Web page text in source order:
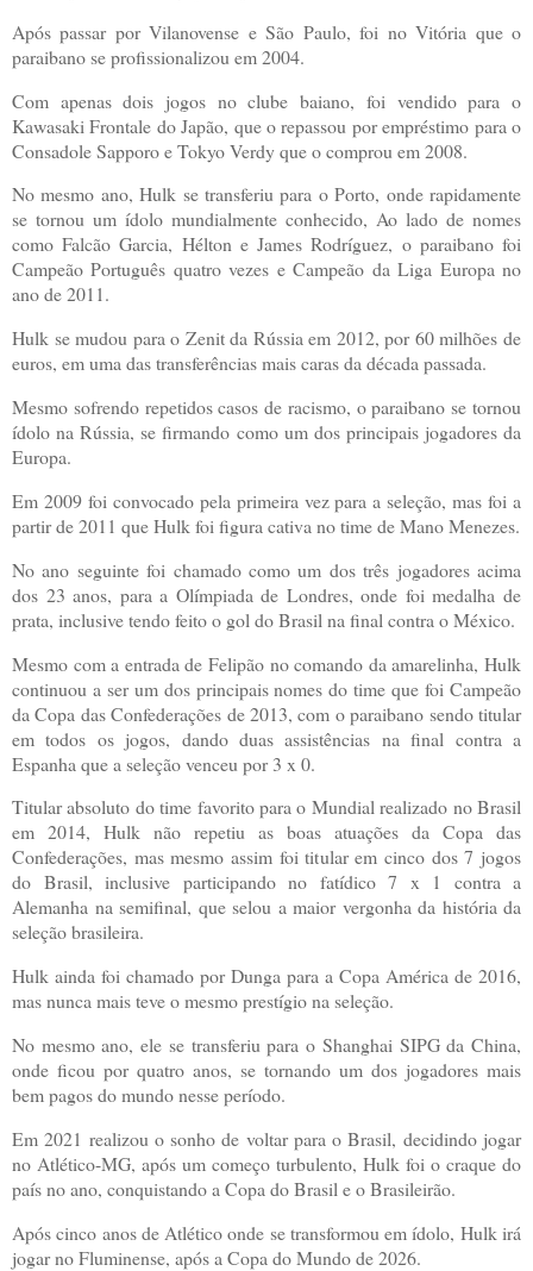
Após passar por Vilanovense e São Paulo, foi no Vitória que o
paraibano se profissionalizou em 2004.
Com apenas dois jogos no clube baiano, foi vendido para o
Kawasaki Frontale do Japão, que o repassou por empréstimo para o
Consadole Sapporo e Tokyo Verdy que o comprou em 2008.
No mesmo ano, Hulk se transferiu para o Porto, onde rapidamente
se tornou um ídolo mundialmente conhecido, Ao lado de nomes
como Falcão Garcia, Hélton e James Rodríguez, o paraibano foi
Campeão Português quatro vezes e Campeão da Liga Europa no
ano de 2011.
Hulk se mudou para o Zenit da Rússia em 2012, por 60 milhões de
euros, em uma das transferências mais caras da década passada.
Mesmo sofrendo repetidos casos de racismo, o paraibano se tornou
ídolo na Rússia, se firmando como um dos principais jogadores da
Europa.
Em 2009 foi convocado pela primeira vez para a seleção, mas foi a
partir de 2011 que Hulk foi figura cativa no time de Mano Menezes.
No ano seguinte foi chamado como um dos três jogadores acima
dos 23 anos, para a Olímpiada de Londres, onde foi medalha de
prata, inclusive tendo feito o gol do Brasil na final contra o México.
Mesmo com a entrada de Felipão no comando da amarelinha, Hulk
continuou a ser um dos principais nomes do time que foi Campeão
da Copa das Confederações de 2013, com o paraibano sendo titular
em todos os jogos, dando duas assistências na final contra a
Espanha que a seleção venceu por 3 x 0.
Titular absoluto do time favorito para o Mundial realizado no Brasil
em 2014, Hulk não repetiu as boas atuações da Copa das
Confederações, mas mesmo assim foi titular em cinco dos 7 jogos
do Brasil, inclusive participando no fatídico 7 x 1 contra a
Alemanha na semifinal, que selou a maior vergonha da história da
seleção brasileira.
Hulk ainda foi chamado por Dunga para a Copa América de 2016,
mas nunca mais teve o mesmo prestígio na seleção.
No mesmo ano, ele se transferiu para o Shanghai SIPG da China,
onde ficou por quatro anos, se tornando um dos jogadores mais
bem pagos do mundo nesse período.
Em 2021 realizou o sonho de voltar para o Brasil, decidindo jogar
no Atlético-MG, após um começo turbulento, Hulk foi o craque do
país no ano, conquistando a Copa do Brasil e o Brasileirão.
Após cinco anos de Atlético onde se transformou em ídolo, Hulk irá
jogar no Fluminense, após a Copa do Mundo de 2026.